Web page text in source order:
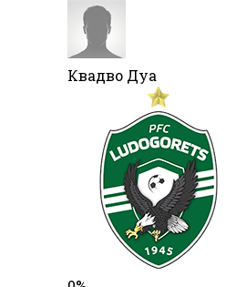
Квадво Дуа